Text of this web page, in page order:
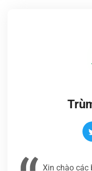
Xin chào các